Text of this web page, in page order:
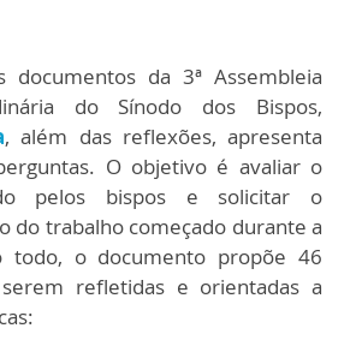
documentos da 3ª Assembleia
do Sínodo dos Bispos,
, além das reflexões, apresenta
O objetivo é avaliar o
pelos bispos e solicitar o
do trabalho começado durante a
todo, o documento propõe 46
refletidas e orientadas a